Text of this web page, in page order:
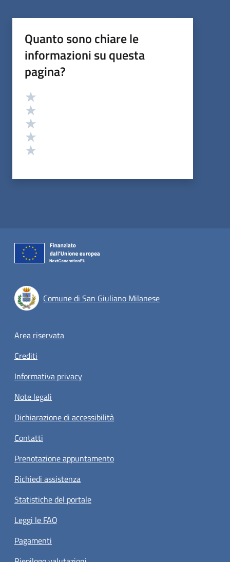
Quanto sono chiare le
informazioni su questa
pagina?
Valutazione
Comune di San Giuliano Milanese
Footer menu
Area riservata
Crediti
Informativa privacy
Note legali
Dichiarazione di accessibilità
Contatti
Prenotazione appuntamento
Richiedi assistenza
Statistiche del portale
Leggi le FAQ
Pagamenti